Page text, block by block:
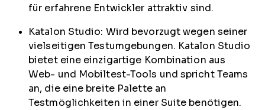
für erfahrene Entwickler attraktiv sind.
Katalon Studio: Wird bevorzugt wegen seiner
vielseitigen Testumgebungen. Katalon Studio
bietet eine einzigartige Kombination aus
Web- und Mobiltest-Tools und spricht Teams
an, die eine breite Palette an
Testmöglichkeiten in einer Suite benötigen.